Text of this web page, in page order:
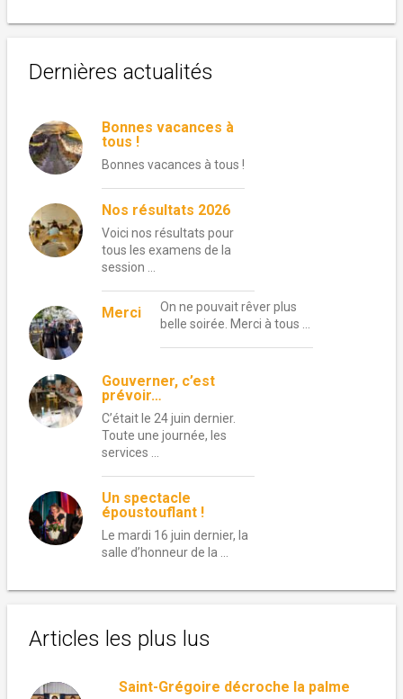
Dernières actualités
Bonnes vacances à
tous !
Bonnes vacances à tous !
Nos résultats 2026
Voici nos résultats pour
tous les examens de la
session …
Merci
On ne pouvait rêver plus
belle soirée. Merci à tous …
Gouverner, c’est
prévoir…
C’était le 24 juin dernier.
Toute une journée, les
services …
Un spectacle
époustouflant !
Le mardi 16 juin dernier, la
salle d’honneur de la …
Articles les plus lus
Saint-Grégoire décroche la palme